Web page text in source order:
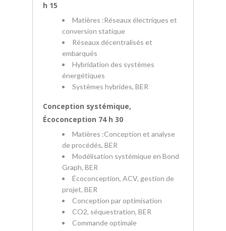
h 15
Matières :Réseaux électriques et
conversion statique
Réseaux décentralisés et
embarqués
Hybridation des systèmes
énergétiques
Systèmes hybrides, BER
Conception systémique,
Écoconception 74 h 30
Matières :Conception et analyse
de procédés, BER
Modélisation systémique en Bond
Graph, BER
Écoconception, ACV, gestion de
projet, BER
Conception par optimisation
CO2, séquestration, BER
Commande optimale